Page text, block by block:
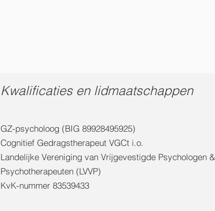
Kwalificaties en lidmaatschappen
GZ-psycholoog (BIG 89928495925)
Cognitief Gedragstherapeut VGCt i.o.
Landelijke Vereniging van Vrijgevestigde Psychologen &
Psychotherapeuten (LVVP)
KvK-nummer 83539433